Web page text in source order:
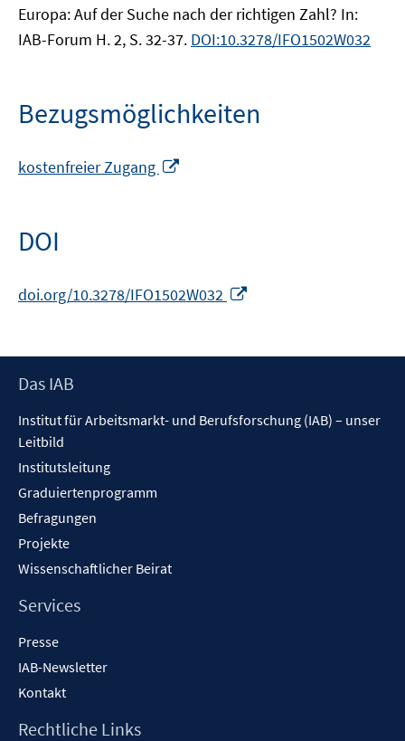
Europa: Auf der Suche nach der richtigen Zahl? In:
IAB-Forum H. 2, S. 32-37. DOI:10.3278/IFO1502W032
Bezugsmöglichkeiten
kostenfreier Zugang
DOI
doi.org/10.3278/IFO1502W032
öffnen
Footer
Das IAB
Institut für Arbeitsmarkt- und Berufsforschung (IAB) – unser
Leitbild
Institutsleitung
Graduiertenprogramm
Befragungen
Projekte
Wissenschaftlicher Beirat
Services
Presse
IAB-Newsletter
Kontakt
Rechtliche Links